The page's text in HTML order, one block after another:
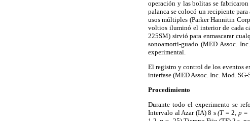
operación y las bolitas se
palanca se colocó un recipiente
usos múltiples (Parker Hannitin
voltios iluminó el interior de cada
225SM) sirvió para enmascarar
sonoamorti-guado (MED Assoc.
experimental.
El registro y control de los eventos
interfase (MED Assoc. Inc. Mod.
Procedimiento
Durante todo el experimento se
Intervalo al Azar (IA) 8 s (T = 2, p =